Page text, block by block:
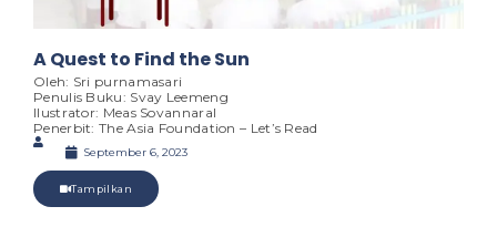
A Quest to Find the Sun
Oleh: Sri purnamasari
Penulis Buku: Svay Leemeng
Ilustrator: Meas SovannaraI
Penerbit: The Asia Foundation – Let’s Read
September 6, 2023
Tampilkan